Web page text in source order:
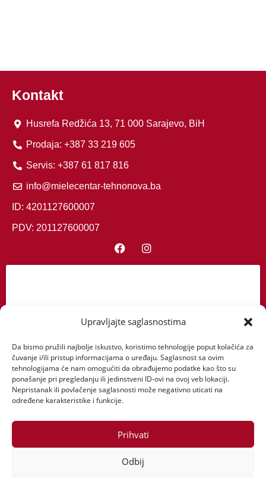
Upravljajte saglasnostima
Da bismo pružili najbolje iskustvo, koristimo tehnologije poput kolačića za
čuvanje i/ili pristup informacijama o uređaju. Saglasnost sa ovim
tehnologijama će nam omogućiti da obrađujemo podatke kao što su
ponašanje pri pregledanju ili jedinstveni ID-ovi na ovoj veb lokaciji.
Nepristanak ili povlačenje saglasnosti može negativno uticati na
određene karakteristike i funkcije.
Prihvati
Odbij
kolačiće i omogućili ovaj sadržaj
Kontakt
Husrefa Redžića 13, 71 000 Sarajevo, BiH
Prodaja: +387 33 219 605
Servis: +387 61 817 816
info@mielecentar-tehnonova.ba
ID: 4201127600007
PDV: 201127600007
Servis